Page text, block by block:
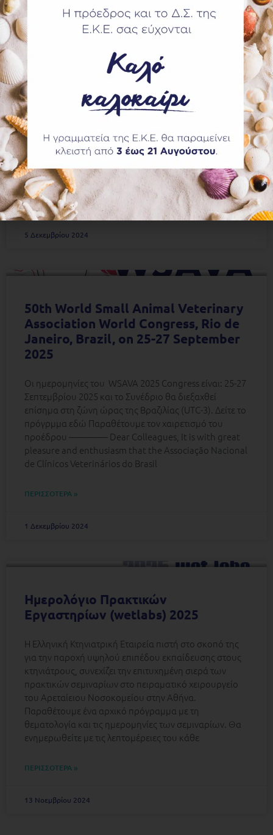
Παρουσίαση Βιβλίου Δρ. Απόστολου
Ράντσιου με τίτλο “ΕΠΙΣΙΤΙΣΤΙΚΗ
ΑΣΦΑΛΕΙΑ”
Αγαπητοί συνάδελφοι Σας προσκαλούμε για την
παρουσίαση του βιβλίου ΕΠΙΣΙΤΙΣΤΙΚΉ ΑΣΦΑΛΕΙΑ του
Δρ. Απόστολου Ράντσιου, που θα λάβει χώρα στην
αίθουσα εκδηλώσεων της Ελληνικής Κτηνιατρικής
Εταιρείας (Πατησίων 158, 7ος όροφος), την Τετάρτη 11
Δεκεμβρίου 2024 και ώρα 18.30.
ΠΕΡΙΣΣΟΤΕΡΑ »
5 Δεκεμβρίου 2024
50th World Small Animal Veterinary
Association World Congress, Rio de
Janeiro, Brazil, on 25-27 September
2025
Οι ημερομηνίες του WSAVA 2025 Congress είναι: 25-27
Σεπτεμβρίου 2025 και το Συνέδριο θα διεξαχθεί
επίσημα στη ζώνη ώρας της Βραζιλίας (UTC-3). Δείτε το
πρόγρμμα εδώ Παραθέτουμε τον χαιρετισμό του
προέδρου ————- Dear Colleagues, It is with great
pleasure and enthusiasm that the Associação Nacional
de Clínicos Veterinários do Brasil
ΠΕΡΙΣΣΟΤΕΡΑ »
1 Δεκεμβρίου 2024
Ημερολόγιο Πρακτικών
Εργαστηρίων (wetlabs) 2025
Η Ελληνική Κτηνιατρική Εταιρεία πιστή στο σκοπό της
για την παροχή υψηλού επιπέδου εκπαίδευσης στους
κτηνιάτρους, συνεχίζει την επιτυχημένη σιερά των
πρακτικών σεμιναρίων στο πειραματικό χειρουργείο
του Αρεταίειου Νοσοκομείου στην Αθήνα.
Παραθέτουμε ένα αρχικό πρόγραμμα με τη
θεματολογία και τις ημερομηνίες των σεμιναρίων. Θα
ενημερωθείτε με τις λεπτομέρειες του κάθε
ΠΕΡΙΣΣΟΤΕΡΑ »
13 Νοεμβρίου 2024